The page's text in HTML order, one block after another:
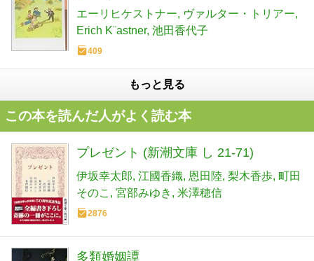
エーリヒケストナー
ヴァルター・トリアー
Erich K¨astner 池田香代子
409
もっと見る
この本を読んだ人がよく読む本
プレゼント (新潮文庫 し 21-71)
伊坂幸太郎 江國香織 恩田陸 梨木香歩 町田
そのこ
宮部みゆき 米澤穂信
2876
多類婚姻譚